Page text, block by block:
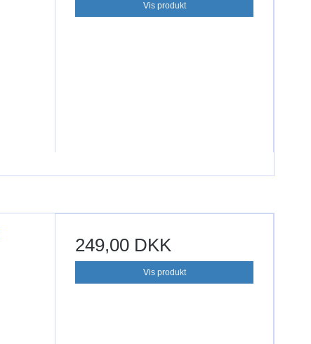
Vis produkt
249,00 DKK
Vis produkt